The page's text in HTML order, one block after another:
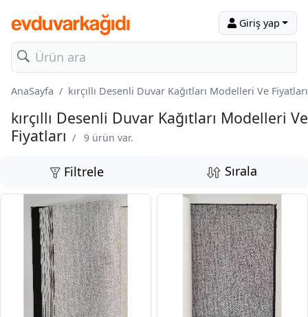
Giriş yap
AnaSayfa kırçıllı Desenli Duvar Kağıtları Modelleri Ve Fiyatları
kırçıllı Desenli Duvar Kağıtları Modelleri Ve
Fiyatları / 9 ürün var.
Filtrele Sırala